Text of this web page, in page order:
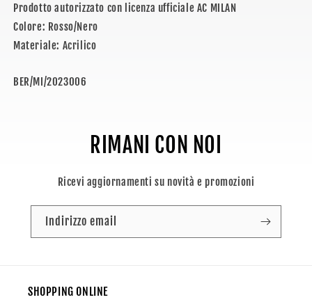
BICOLOR
BICOLOR
Prodotto autorizzato con licenza ufficiale AC MILAN
Colore: Rosso/Nero
Materiale: Acrilico
SKU:
BER/MI/2023006
RIMANI CON NOI
Ricevi aggiornamenti su novità e promozioni
Indirizzo email
SHOPPING ONLINE